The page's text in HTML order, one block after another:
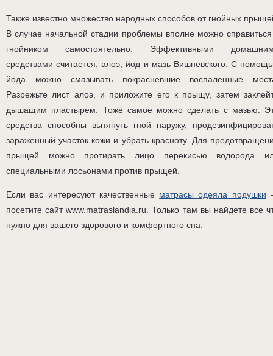
Также известно множество народных способов от гнойных
В случае начальной стадии проблемы вполне можно
гнойником самостоятельно. Эффективными
средствами считается: алоэ, йод и мазь Вишневского. С
йода можно смазывать покрасневшие воспаленные
Разрежьте лист алоэ, и приложите его к прыщу, затем
дышащим пластырем. Тоже самое можно сделать с мазью.
средства способны вытянуть гной наружу,
зараженный участок кожи и убрать красноту. Для
прыщей можно протирать лицо перекисью водорода
специальными лосьонами против прыщей.
Если вас интересуют качественные матрасы одеяла подушки
посетите сайт www.matraslandia.ru. Только там вы найдете все
нужно для вашего здорового и комфортного сна.